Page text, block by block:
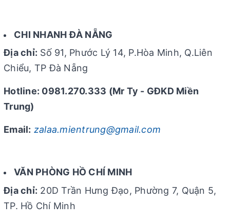
CHI NHANH ĐÀ NẴNG
Địa chỉ: Số 91, Phước Lý 14, P.Hòa Minh, Q.Liên
Chiểu, TP Đà Nẵng
Hotline: 0981.270.333 (Mr Ty - GĐKD Miền
Trung)
Email: zalaa.mientrung@gmail.com
VĂN PHÒNG HỒ CHÍ MINH
Địa chỉ: 20D Trần Hưng Đạo, Phường 7, Quận 5,
TP. Hồ Chí Minh